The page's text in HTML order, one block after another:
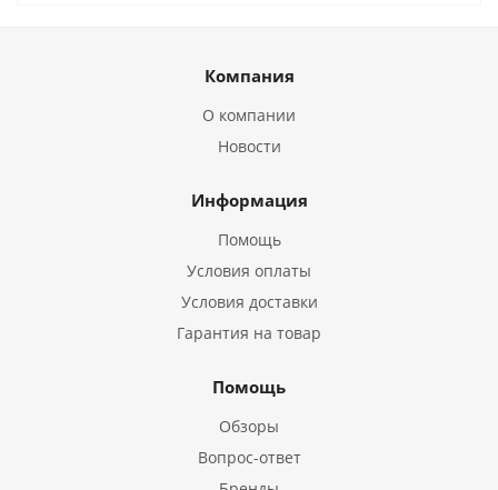
Компания
О компании
Новости
Информация
Помощь
Условия оплаты
Условия доставки
Гарантия на товар
Помощь
Обзоры
Вопрос-ответ